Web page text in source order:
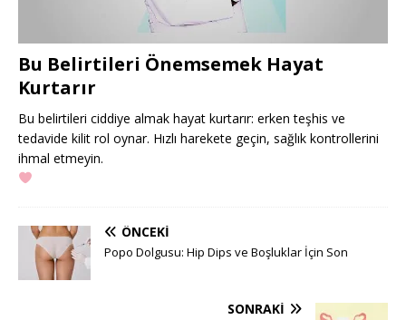
Bu Belirtileri Önemsemek Hayat
Kurtarır
Bu belirtileri ciddiye almak hayat kurtarır: erken teşhis ve
tedavide kilit rol oynar. Hızlı harekete geçin, sağlık kontrollerini
ihmal etmeyin.
ÖNCEKI
Popo Dolgusu: Hip Dips ve Boşluklar İçin Son
SONRAKI